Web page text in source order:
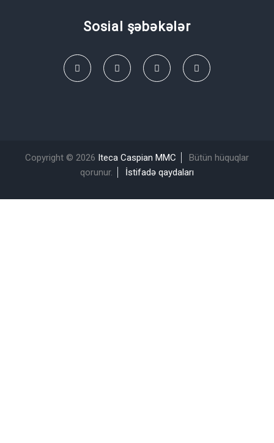
Sosial şəbəkələr
Copyright © 2026 Iteca Caspian MMC
Bütün hüquqlar
qorunur.
İstifadə qaydaları